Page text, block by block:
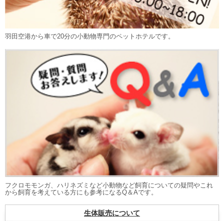
羽田空港から車で20分の小動物専門のペットホテルです。
フクロモモンガ、ハリネズミなど小動物など飼育についての疑問やこれ
から飼育を考えている方にも参考になるQ＆Aです。
生体販売について